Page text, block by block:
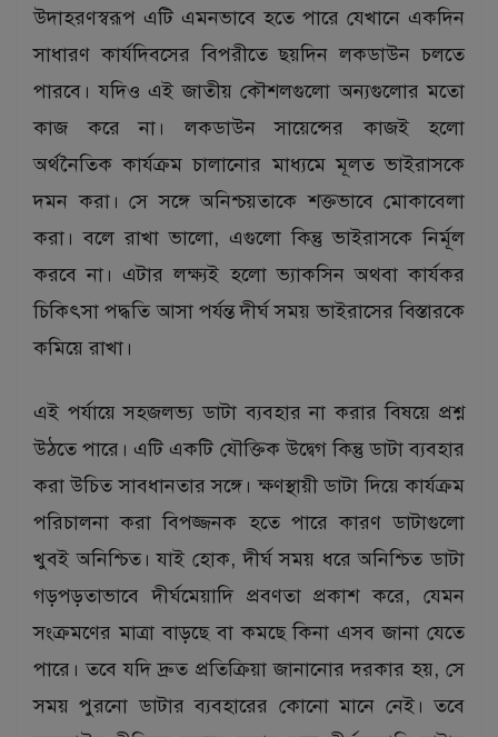
উদাহরণস্বরূপ এটি এমনভাবে হতে পারে যেখানে একদিন
সাধারণ কার্যদিবসের বিপরীতে ছয়দিন লকডাউন চলতে
পারবে। যদিও এই জাতীয় কৌশলগুলো অন্যগুলোর মতো
কাজ করে না। লকডাউন সায়েন্সের কাজই হলো
অর্থনৈতিক কার্যক্রম চালানোর মাধ্যমে মূলত ভাইরাসকে
দমন করা। সে সঙ্গে অনিশ্চয়তাকে শক্তভাবে মোকাবেলা
করা। বলে রাখা ভালো, এগুলো কিন্তু ভাইরাসকে নির্মূল
করবে না। এটার লক্ষ্যই হলো ভ্যাকসিন অথবা কার্যকর
চিকিৎসা পদ্ধতি আসা পর্যন্ত দীর্ঘ সময় ভাইরাসের বিস্তারকে
কমিয়ে রাখা।
এই পর্যায়ে সহজলভ্য ডাটা ব্যবহার না করার বিষয়ে প্রশ্ন
উঠতে পারে। এটি একটি যৌক্তিক উদ্বেগ কিন্তু ডাটা ব্যবহার
করা উচিত সাবধানতার সঙ্গে। ক্ষণস্থায়ী ডাটা দিয়ে কার্যক্রম
পরিচালনা করা বিপজ্জনক হতে পারে কারণ ডাটাগুলো
খুবই অনিশ্চিত। যাই হোক, দীর্ঘ সময় ধরে অনিশ্চিত ডাটা
গড়পড়তাভাবে দীর্ঘমেয়াদি প্রবণতা প্রকাশ করে, যেমন
সংক্রমণের মাত্রা বাড়ছে বা কমছে কিনা এসব জানা যেতে
পারে। তবে যদি দ্রুত প্রতিক্রিয়া জানানোর দরকার হয়, সে
সময় পুরনো ডাটার ব্যবহারের কোনো মানে নেই। তবে